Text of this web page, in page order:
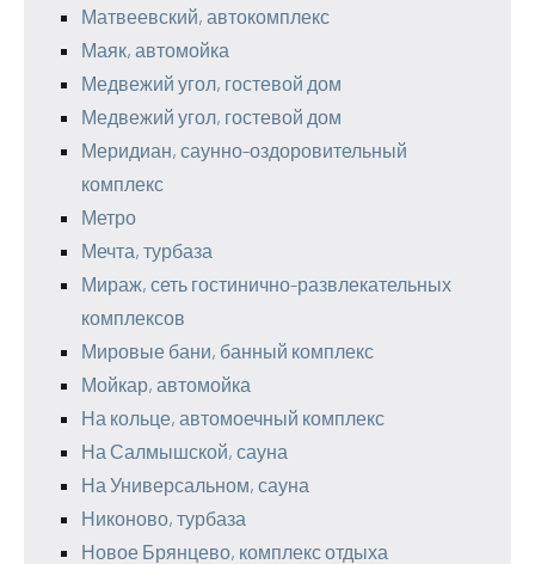
Матвеевский, автокомплекс
Маяк, автомойка
Медвежий угол, гостевой дом
Медвежий угол, гостевой дом
Меридиан, саунно-оздоровительный
комплекс
Метро
Мечта, турбаза
Мираж, сеть гостинично-развлекательных
комплексов
Мировые бани, банный комплекс
Мойкар, автомойка
На кольце, автомоечный комплекс
На Салмышской, сауна
На Универсальном, сауна
Никоново, турбаза
Новое Брянцево, комплекс отдыха